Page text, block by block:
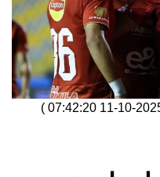
2025-10-11
)